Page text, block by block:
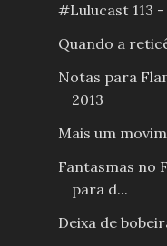
#Lulucast 113
Quando a
Notas para
2013
Mais um
Fantasmas no
para d...
Deixa de